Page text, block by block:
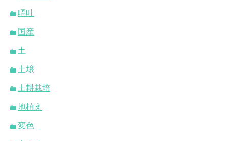
嘔吐
国産
土
土壌
土耕栽培
地植え
変色